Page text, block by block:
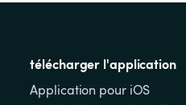
télécharger l'application
Application pour iOS